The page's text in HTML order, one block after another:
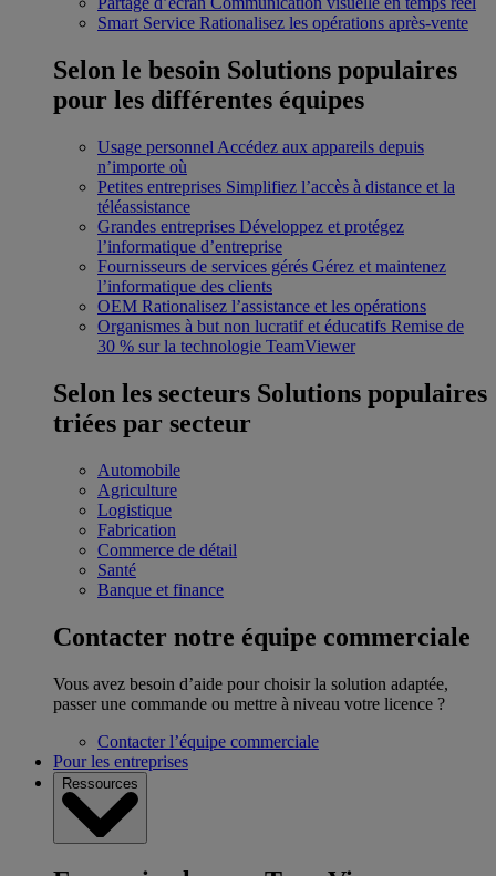
Smart Service Rationalisez les opérations après-vente
Selon le besoin Solutions populaires
pour les différentes équipes
Usage personnel Accédez aux appareils depuis
n’importe où
Petites entreprises Simplifiez l’accès à distance et la
téléassistance
Grandes entreprises Développez et protégez
l’informatique d’entreprise
Fournisseurs de services gérés Gérez et maintenez
l’informatique des clients
OEM Rationalisez l’assistance et les opérations
Organismes à but non lucratif et éducatifs Remise de
30 % sur la technologie TeamViewer
Selon les secteurs Solutions populaires
triées par secteur
Automobile
Agriculture
Logistique
Fabrication
Commerce de détail
Santé
Banque et finance
Contacter notre équipe commerciale
Vous avez besoin d’aide pour choisir la solution adaptée,
passer une commande ou mettre à niveau votre licence ?
Contacter l’équipe commerciale
Pour les entreprises
Ressources